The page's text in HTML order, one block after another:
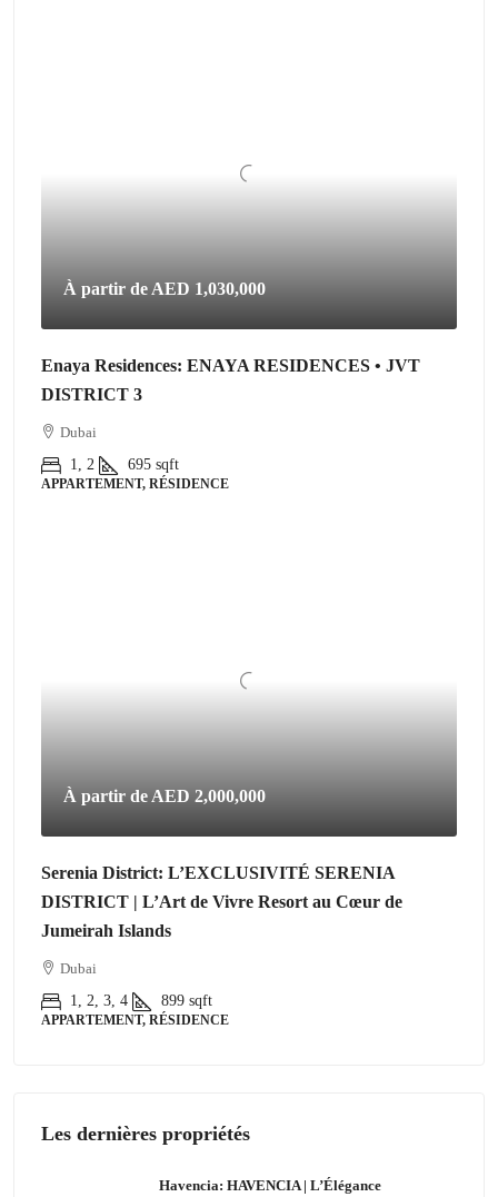
À partir de AED 1,030,000
Enaya Residences: ENAYA RESIDENCES • JVT
DISTRICT 3
Dubai
1, 2
695 sqft
APPARTEMENT, RÉSIDENCE
À partir de AED 2,000,000
Serenia District: L’EXCLUSIVITÉ SERENIA
DISTRICT | L’Art de Vivre Resort au Cœur de
Jumeirah Islands
Dubai
1, 2, 3, 4
899 sqft
APPARTEMENT, RÉSIDENCE
Les dernières propriétés
Havencia: HAVENCIA | L’Élégance